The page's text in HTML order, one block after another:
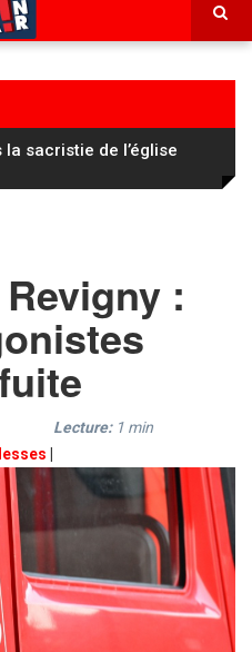
: Pauline Ferrand-
:
Lecture: 1 min